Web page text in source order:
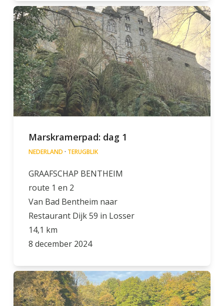
Marskramerpad: dag 1
NEDERLAND · TERUGBLIK
GRAAFSCHAP BENTHEIM
route 1 en 2
Van Bad Bentheim naar
Restaurant Dijk 59 in Losser
14,1 km
8 december 2024